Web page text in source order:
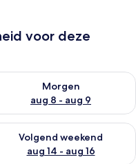
voor deze
vanavond aug 7 - aug 8
Morgen
aug 8 - aug 9
beschikbaarheid
dit weekend aug 7 -
Volgend weekend
aug 14 - aug 16
beschikbaarheid